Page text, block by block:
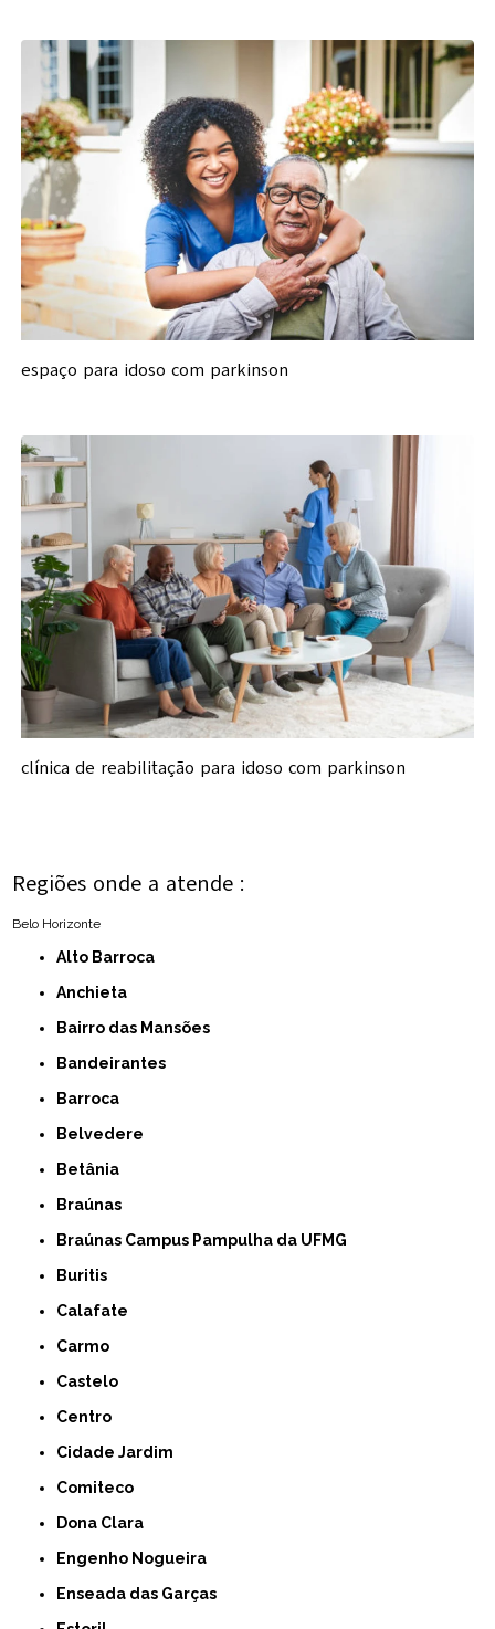
espaço para idoso com parkinson
clínica de reabilitação para idoso com parkinson
Regiões onde a atende :
Belo Horizonte
Alto Barroca
Anchieta
Bairro das Mansões
Bandeirantes
Barroca
Belvedere
Betânia
Braúnas
Braúnas Campus Pampulha da UFMG
Buritis
Calafate
Carmo
Castelo
Centro
Cidade Jardim
Comiteco
Dona Clara
Engenho Nogueira
Enseada das Garças